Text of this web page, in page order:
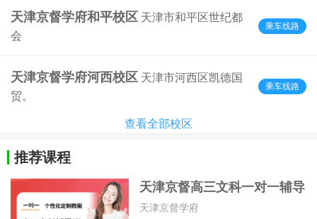
天津京督学府和平校区 天津市和平区世纪都
会
乘车线路
天津京督学府河西校区 天津市河西区凯德国
贸。
乘车线路
查看全部校区
推荐课程
天津京督高三文科一对一辅导
班
天津京督学府